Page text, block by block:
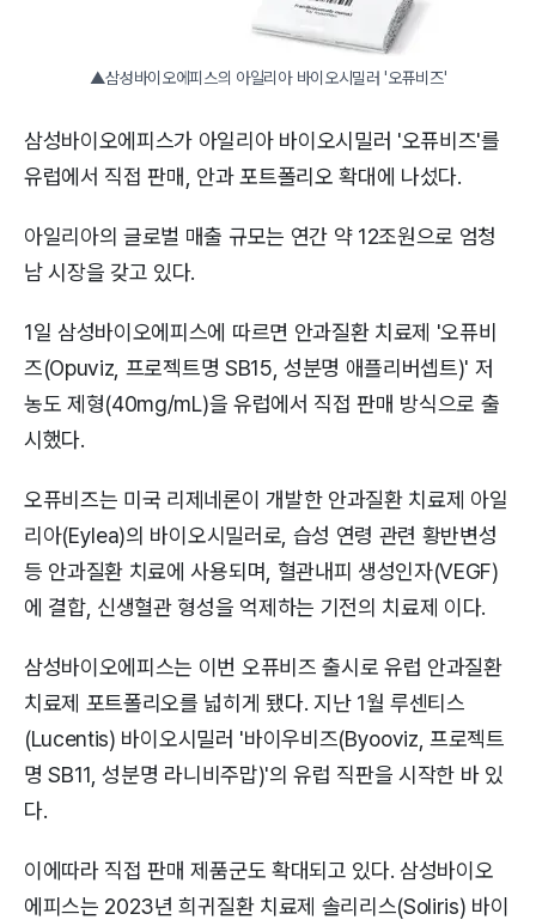
▲삼성바이오에피스의 아일리아 바이오시밀러 '오퓨비즈'
삼성바이오에피스가 아일리아 바이오시밀러 '오퓨비즈'를
유럽에서 직접 판매, 안과 포트폴리오 확대에 나섰다.
아일리아의 글로벌 매출 규모는 연간 약 12조원으로 엄청
남 시장을 갖고 있다.
1일 삼성바이오에피스에 따르면 안과질환 치료제 '오퓨비
즈(Opuviz, 프로젝트명 SB15, 성분명 애플리버셉트)' 저
농도 제형(40mg/mL)을 유럽에서 직접 판매 방식으로 출
시했다.
오퓨비즈는 미국 리제네론이 개발한 안과질환 치료제 아일
리아(Eylea)의 바이오시밀러로, 습성 연령 관련 황반변성
등 안과질환 치료에 사용되며, 혈관내피 생성인자(VEGF)
에 결합, 신생혈관 형성을 억제하는 기전의 치료제 이다.
삼성바이오에피스는 이번 오퓨비즈 출시로 유럽 안과질환
치료제 포트폴리오를 넓히게 됐다. 지난 1월 루센티스
(Lucentis) 바이오시밀러 '바이우비즈(Byooviz, 프로젝트
명 SB11, 성분명 라니비주맙)'의 유럽 직판을 시작한 바 있
다.
이에따라 직접 판매 제품군도 확대되고 있다. 삼성바이오
에피스는 2023년 희귀질환 치료제 솔리리스(Soliris) 바이